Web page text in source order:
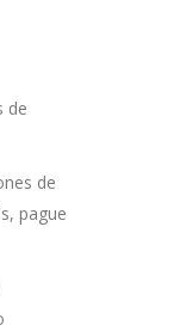
de
de
pague